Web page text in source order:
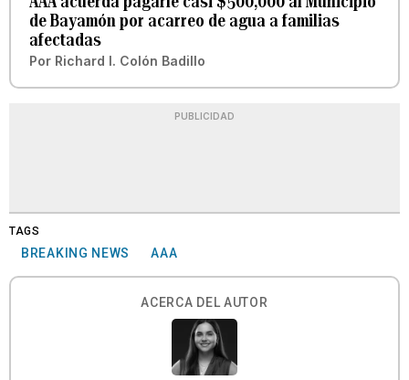
de Bayamón por acarreo de agua a familias
afectadas
Por Richard I. Colón Badillo
PUBLICIDAD
TAGS
BREAKING NEWS AAA
ACERCA DEL AUTOR